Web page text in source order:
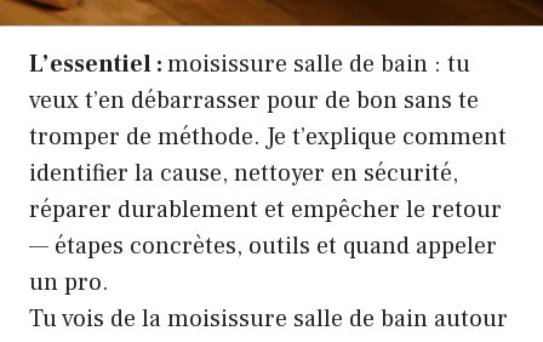
L’essentiel :moisissure salle de bain : tu
veux t’en débarrasser pour de bon sans te
tromper de méthode. Je t’explique comment
identifier la cause, nettoyer en sécurité,
réparer durablement et empêcher le retour
— étapes concrètes, outils et quand appeler
un pro.
Tu vois de la moisissure salle de bain autour